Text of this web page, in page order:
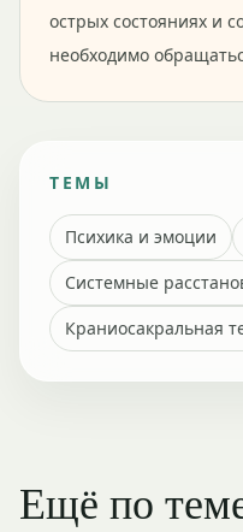
острых состояниях и
необходимо
ТЕМЫ
Психика и эмоции
Системные
Краниосакральная
Ещё по